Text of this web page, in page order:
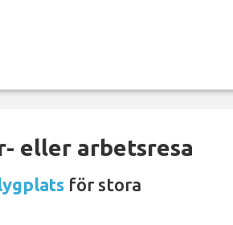
eller arbetsresa
för stora